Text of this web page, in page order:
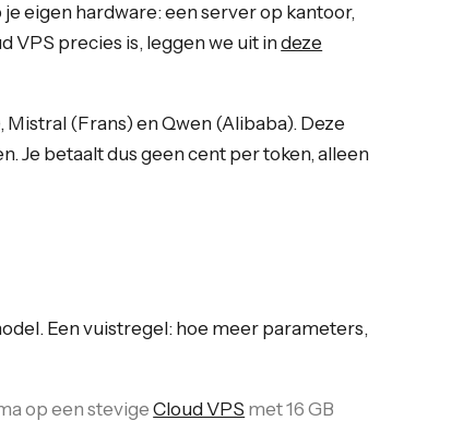
eigen hardware: een server op kantoor,
VPS precies is, leggen we uit indeze
(Frans) en Qwen (Alibaba). Deze
Je betaalt dus geen cent per token, alleen
Een vuistregel: hoe meer parameters,
op een stevigeCloud VPS met 16 GB